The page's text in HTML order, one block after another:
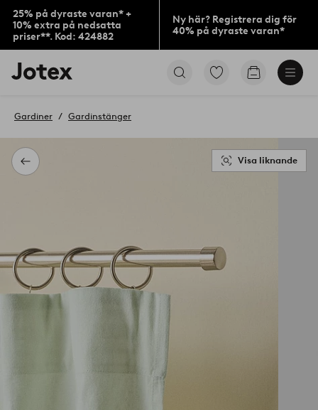
25% på dyraste varan* +
10% extra på nedsatta
priser**. Kod: 424882
Ny här? Registrera dig för
40% på dyraste varan*
Jotex
logotyp
till
Gå
Gå
Tillbaka
Gardiner Gardinstänger
Visa liknande